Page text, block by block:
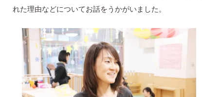
れた理由などについてお話をうかがいました。